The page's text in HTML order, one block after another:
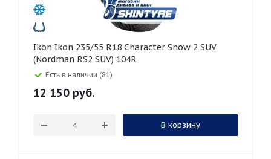
Ikon Ikon 235/55 R18 Character Snow 2 SUV
(Nordman RS2 SUV) 104R
Есть в наличии (81)
12 150 руб.
В корзину